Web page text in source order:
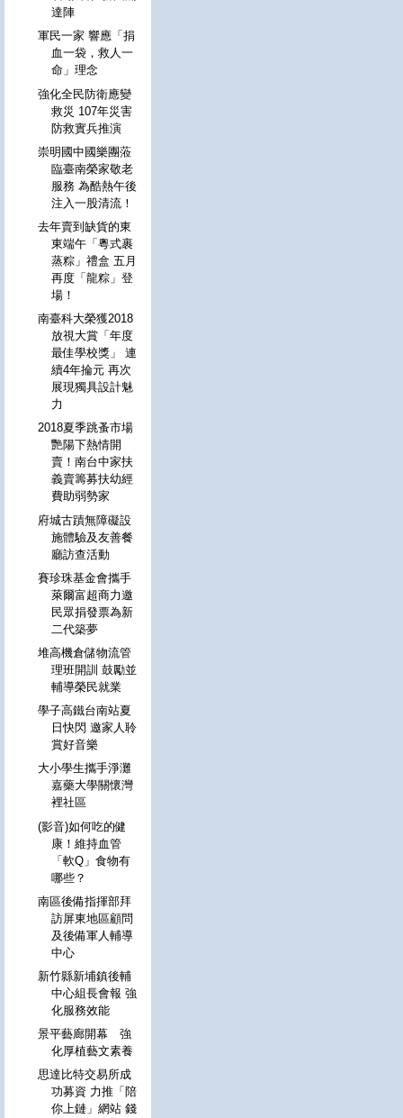
達陣
軍民一家 響應「捐
血一袋，救人一
命」理念
強化全民防衛應變
救災 107年災害
防救實兵推演
崇明國中國樂團蒞
臨臺南榮家敬老
服務 為酷熱午後
注入一股清流！
去年賣到缺貨的東
東端午「粵式裹
蒸粽」禮盒 五月
再度「龍粽」登
場！
南臺科大榮獲2018
放視大賞「年度
最佳學校獎」 連
續4年掄元 再次
展現獨具設計魅
力
2018夏季跳蚤市場
艷陽下熱情開
賣！南台中家扶
義賣籌募扶幼經
費助弱勢家
府城古蹟無障礙設
施體驗及友善餐
廳訪查活動
賽珍珠基金會攜手
萊爾富超商力邀
民眾捐發票為新
二代築夢
堆高機倉儲物流管
理班開訓 鼓勵並
輔導榮民就業
學子高鐵台南站夏
日快閃 邀家人聆
賞好音樂
大小學生攜手淨灘
嘉藥大學關懷灣
裡社區
(影音)如何吃的健
康！維持血管
「軟Q」食物有
哪些？
南區後備指揮部拜
訪屏東地區顧問
及後備軍人輔導
中心
新竹縣新埔鎮後輔
中心組長會報 強
化服務效能
景平藝廊開幕 強
化厚植藝文素養
思達比特交易所成
功募資 力推「陪
你上鏈」網站 錢